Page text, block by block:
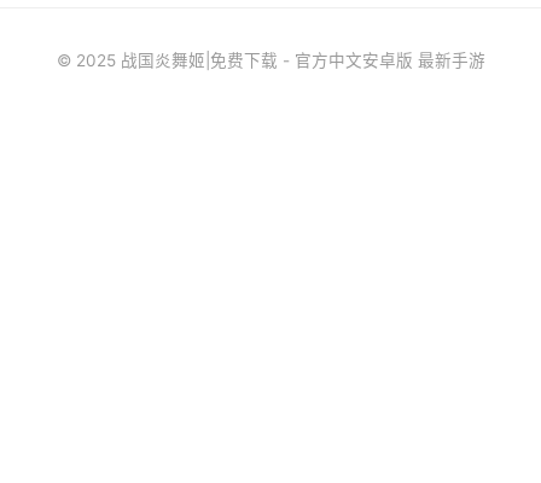
© 2025 战国炎舞姬|免费下载 - 官方中文安卓版 最新手游